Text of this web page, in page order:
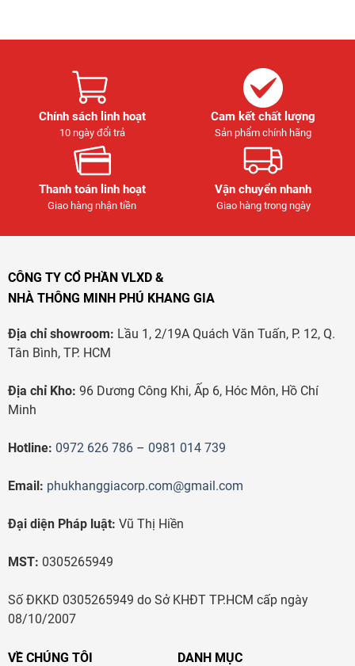
Chính sách linh hoạt
10 ngày đổi trả
Cam kết chất lượng
Sản phẩm chính hãng
Thanh toán linh hoạt
Giao hàng nhận tiền
Vận chuyển nhanh
Giao hàng trong ngày
CÔNG TY CỔ PHẦN VLXD &
NHÀ THÔNG MINH PHÚ KHANG GIA
Địa chỉ showroom: Lầu 1, 2/19A Quách Văn Tuấn, P. 12, Q.
Tân Bình, TP. HCM
Địa chỉ Kho: 96 Dương Công Khi, Ấp 6, Hóc Môn, Hồ Chí
Minh
Hotline: 0972 626 786 – 0981 014 739
Email: phukhanggiacorp.com@gmail.com
Đại diện Pháp luật: Vũ Thị Hiền
MST: 0305265949
Số ĐKKD 0305265949 do Sở KHĐT TP.HCM cấp ngày
08/10/2007
VỀ CHÚNG TÔI DANH MỤC